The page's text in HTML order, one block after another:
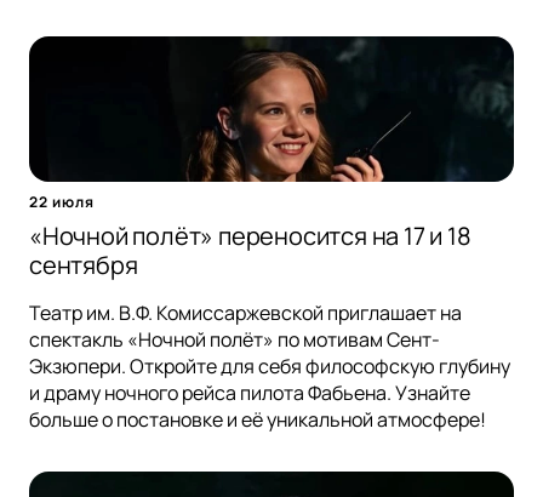
22 июля
«Ночной полёт» переносится на 17 и 18
сентября
Театр им. В.Ф. Комиссаржевской приглашает на
спектакль «Ночной полёт» по мотивам Сент-
Экзюпери. Откройте для себя философскую глубину
и драму ночного рейса пилота Фабьена. Узнайте
больше о постановке и её уникальной атмосфере!